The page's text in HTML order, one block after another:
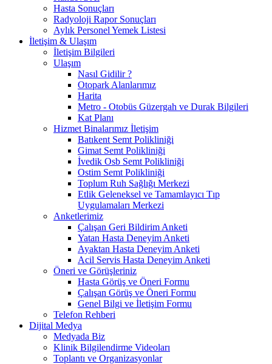
Hasta Sonuçları
Radyoloji Rapor Sonuçları
Aylık Personel Yemek Listesi
İletişim & Ulaşım
İletişim Bilgileri
Ulaşım
Nasıl Gidilir ?
Otopark Alanlarımız
Harita
Metro - Otobüs Güzergah ve Durak Bilgileri
Kat Planı
Hizmet Binalarımız İletişim
Batıkent Semt Polikliniği
Gimat Semt Polikliniği
İvedik Osb Semt Polikliniği
Ostim Semt Polikliniği
Toplum Ruh Sağlığı Merkezi
Etlik Geleneksel ve Tamamlayıcı Tıp
Uygulamaları Merkezi
Anketlerimiz
Çalışan Geri Bildirim Anketi
Yatan Hasta Deneyim Anketi
Ayaktan Hasta Deneyim Anketi
Acil Servis Hasta Deneyim Anketi
Öneri ve Görüşleriniz
Hasta Görüş ve Öneri Formu
Çalışan Görüş ve Öneri Formu
Genel Bilgi ve İletişim Formu
Telefon Rehberi
Dijital Medya
Medyada Biz
Klinik Bilgilendirme Videoları
Toplantı ve Organizasyonlar